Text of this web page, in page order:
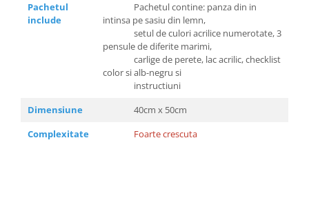
Pachetul
include
Pachetul contine: panza din in
intinsa pe sasiu din lemn,
setul de culori acrilice numerotate, 3
pensule de diferite marimi,
carlige de perete, lac acrilic, checklist
color si alb-negru si
instructiuni
Dimensiune
40cm x 50cm
Complexitate
Foarte crescuta